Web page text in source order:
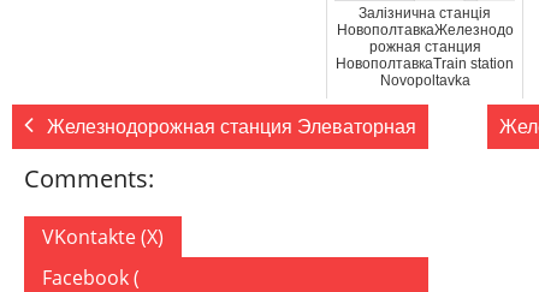
Залізнична станція
НовополтавкаЖелезнодо
рожная станция
НовополтавкаTrain station
Novopoltavka
Железнодорожная станция Элеваторная
Comments:
VKontakte (X)
Facebook (